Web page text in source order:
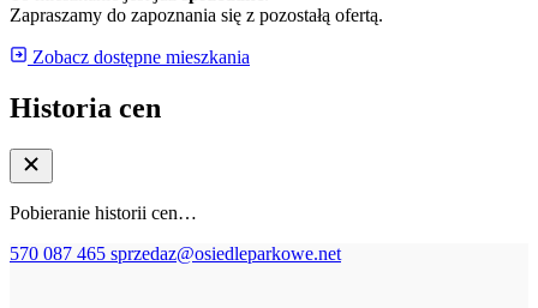
Zapraszamy do zapoznania się z pozostałą ofertą.
Zobacz dostępne mieszkania
Historia cen
Pobieranie historii cen…
570 087 465 sprzedaz@osiedleparkowe.net